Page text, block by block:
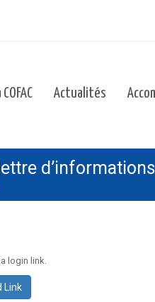
COFAC Actualités
d’informations
login link.
Link